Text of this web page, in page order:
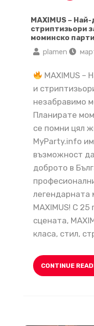
MAXIMUS –
стриптизьори
моминско
plamen
MAXIMUS –
и
незабравимо
Планирате
се помни цял
MyParty.info
възможност
доброто в
MAXIMUS! С
сцената,
класа, стил,
CONTINUE